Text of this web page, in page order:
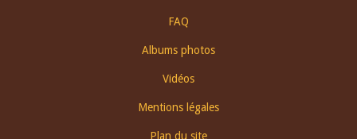
FAQ
Albums photos
Vidéos
Mentions légales
Plan du site